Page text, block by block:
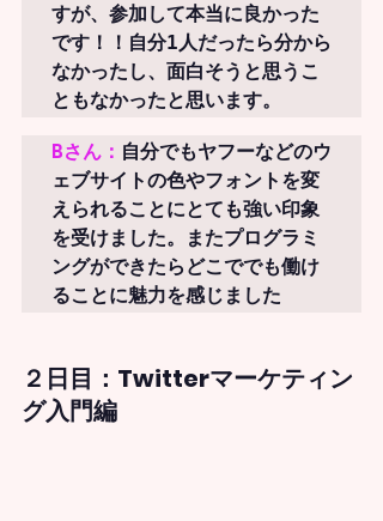
すが、 参加して本当に良かった
です！！ 自分1人だったら分から
なかったし、面白そうと思うこ
ともなかったと思います。
Bさん： 自分でもヤフーなどのウ
ェブサイトの色やフォントを変
えられることにとても強い印象
を受けました。またプログラミ
ングができたらどこででも働け
ることに魅力を感じました
２日目： Twitterマーケティン
グ入門編